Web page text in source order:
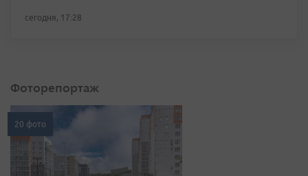
сегодня, 17:28
Фоторепортаж
20 фото